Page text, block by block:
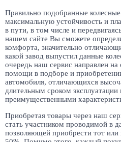
Правильно подобранные
максимальную устойчивость и
в пути, в том числе и
нашем сайте Вы сможете
комфорта, значительно
какой завод выпустил данные
очередь наш сервис направлен
помощи в подборе и
автомобиля, отличающихся
длительным сроком
преимущественными
Приобретая товары через наш
стать участником проводимой в
позволяющей приобрести тот или